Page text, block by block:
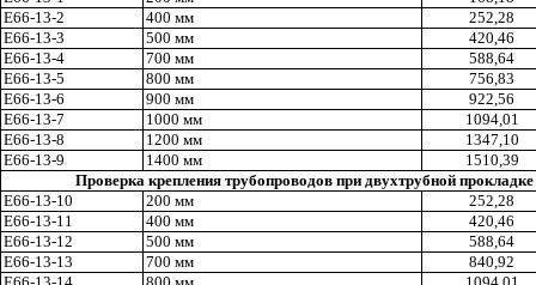
Е66-13-2
400 мм
252,28
Е66-13-3
500 мм
420,46
Е66-13-4
700 мм
588,64
Е66-13-5
800 мм
756,83
Е66-13-6
900 мм 922,56
Е66-13-7
1000 мм 1094,01
Е66-13-8
1200 мм
1347,10
Е66-13-9
1400 мм
1510,39
Проверка крепления трубопроводов при двухтрубной
Е66-13-10 200 мм
252,28
Е66-13-11
400 мм
420,46
Е66-13-12
500 мм
588,64
Е66-13-13
700 мм 840,92